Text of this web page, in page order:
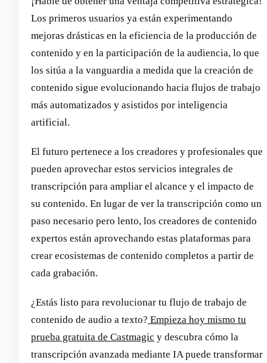
Los primeros usuarios ya están experimentando
mejoras drásticas en la eficiencia de la producción de
contenido y en la participación de la audiencia, lo que
los sitúa a la vanguardia a medida que la creación de
contenido sigue evolucionando hacia flujos de trabajo
más automatizados y asistidos por inteligencia
artificial.
El futuro pertenece a los creadores y profesionales que
pueden aprovechar estos servicios integrales de
transcripción para ampliar el alcance y el impacto de
su contenido. En lugar de ver la transcripción como un
paso necesario pero lento, los creadores de contenido
expertos están aprovechando estas plataformas para
crear ecosistemas de contenido completos a partir de
cada grabación.
¿Estás listo para revolucionar tu flujo de trabajo de
contenido de audio a texto? Empieza hoy mismo tu
prueba gratuita de Castmagic y descubra cómo la
transcripción avanzada mediante IA puede transformar